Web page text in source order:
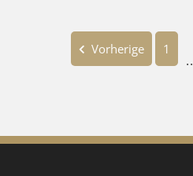
Vorherige 1